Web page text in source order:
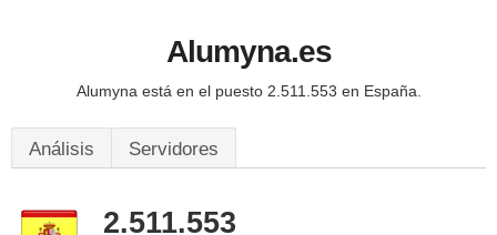
Alumyna.es
Alumyna está en el puesto 2.511.553 en España.
Análisis Servidores
2.511.553